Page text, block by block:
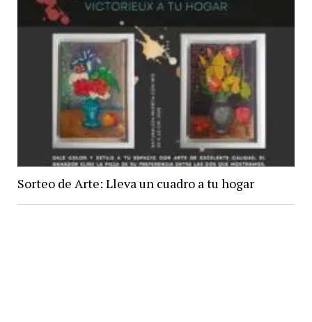
Sorteo de Arte: Lleva un cuadro a tu hogar